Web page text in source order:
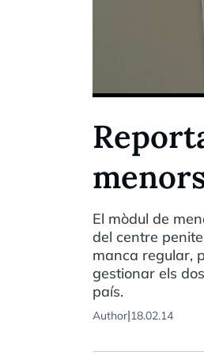
El mòdul de
del centre
manca regular,
gestionar els
país.
Author|18.02.14